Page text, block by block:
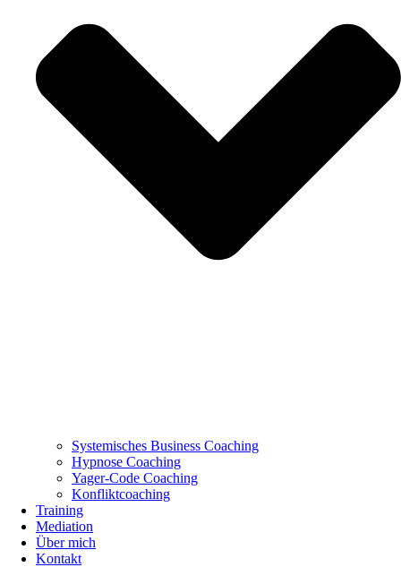
Systemisches Business Coaching
Hypnose Coaching
Yager-Code Coaching
Konfliktcoaching
Training
Mediation
Über mich
Kontakt